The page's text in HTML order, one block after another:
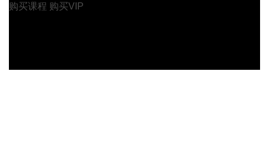
购买课程 购买VIP